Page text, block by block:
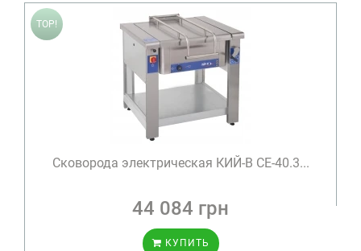
TOP!
Сковорода электрическая КИЙ-В СЕ-40.3...
44 084 грн
КУПИТЬ